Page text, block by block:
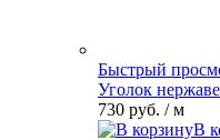
Быстрый
Уголок
730 руб. / м
В